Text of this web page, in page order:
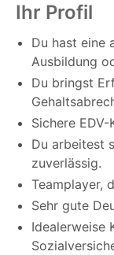
Ihr Profil
Du hast eine
Ausbildung
Du bringst
Sichere EDV-
Du arbeitest
zuverlässig.
Teamplayer,
Sehr gute
Idealerweise